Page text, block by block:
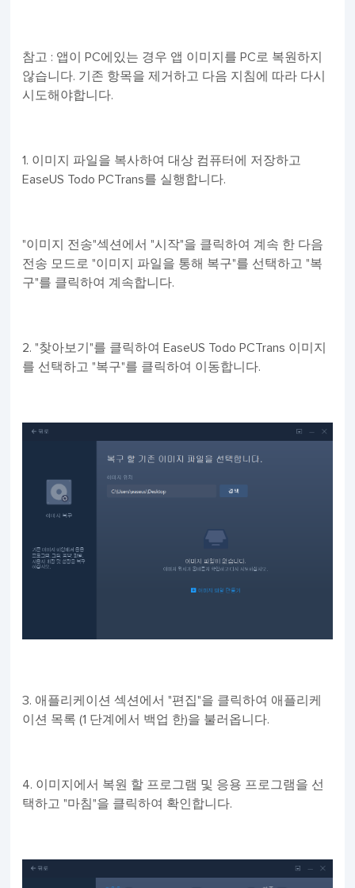
참고 : 앱이 PC에있는 경우 앱 이미지를 PC로 복원하지
않습니다. 기존 항목을 제거하고 다음 지침에 따라 다시
시도해야합니다.
1. 이미지 파일을 복사하여 대상 컴퓨터에 저장하고
EaseUS Todo PCTrans를 실행합니다.
"이미지 전송"섹션에서 "시작"을 클릭하여 계속 한 다음
전송 모드로 "이미지 파일을 통해 복구"를 선택하고 "복
구"를 클릭하여 계속합니다.
2. "찾아보기"를 클릭하여 EaseUS Todo PCTrans 이미지
를 선택하고 "복구"를 클릭하여 이동합니다.
3. 애플리케이션 섹션에서 "편집"을 클릭하여 애플리케
이션 목록 (1 단계에서 백업 한)을 불러옵니다.
4. 이미지에서 복원 할 프로그램 및 응용 프로그램을 선
택하고 "마침"을 클릭하여 확인합니다.